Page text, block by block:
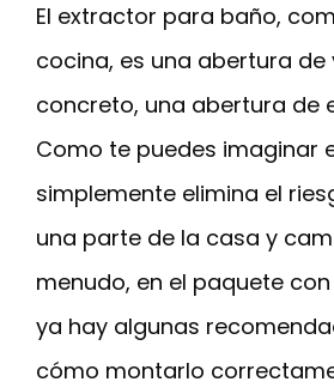
El extractor para baño,
cocina, es una abertura de
concreto, una abertura de
Como te puedes imaginar
simplemente elimina el
una parte de la casa y
menudo, en el paquete
ya hay algunas
cómo montarlo